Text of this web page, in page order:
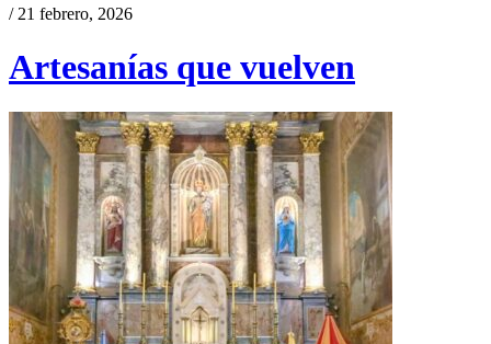
/ 21 febrero, 2026
Artesanías que vuelven